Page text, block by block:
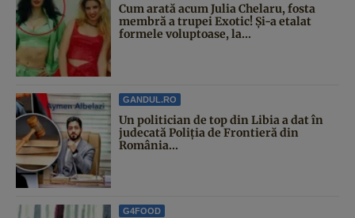
Cum arată acum Julia Chelaru, fosta
membră a trupei Exotic! Și-a etalat
formele voluptoase, la...
GANDUL.RO
Un politician de top din Libia a dat în
judecată Poliția de Frontieră din
România...
G4FOOD